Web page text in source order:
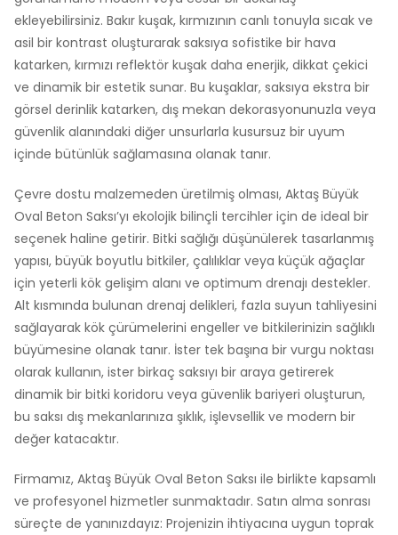
ekleyebilirsiniz. Bakır kuşak, kırmızının canlı tonuyla sıcak ve
asil bir kontrast oluşturarak saksıya sofistike bir hava
katarken, kırmızı reflektör kuşak daha enerjik, dikkat çekici
ve dinamik bir estetik sunar. Bu kuşaklar, saksıya ekstra bir
görsel derinlik katarken, dış mekan dekorasyonunuzla veya
güvenlik alanındaki diğer unsurlarla kusursuz bir uyum
içinde bütünlük sağlamasına olanak tanır.
Çevre dostu malzemeden üretilmiş olması, Aktaş Büyük
Oval Beton Saksı’yı ekolojik bilinçli tercihler için de ideal bir
seçenek haline getirir. Bitki sağlığı düşünülerek tasarlanmış
yapısı, büyük boyutlu bitkiler, çalılıklar veya küçük ağaçlar
için yeterli kök gelişim alanı ve optimum drenajı destekler.
Alt kısmında bulunan drenaj delikleri, fazla suyun tahliyesini
sağlayarak kök çürümelerini engeller ve bitkilerinizin sağlıklı
büyümesine olanak tanır. İster tek başına bir vurgu noktası
olarak kullanın, ister birkaç saksıyı bir araya getirerek
dinamik bir bitki koridoru veya güvenlik bariyeri oluşturun,
bu saksı dış mekanlarınıza şıklık, işlevsellik ve modern bir
değer katacaktır.
Firmamız, Aktaş Büyük Oval Beton Saksı ile birlikte kapsamlı
ve profesyonel hizmetler sunmaktadır. Satın alma sonrası
süreçte de yanınızdayız: Projenizin ihtiyacına uygun toprak